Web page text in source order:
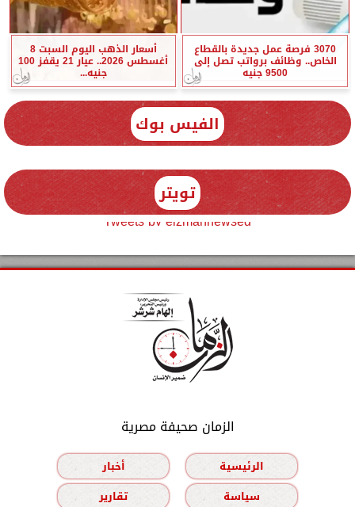
3070 فرصة عمل جديدة بالقطاع
الخاص.. وظائف برواتب تصل إلى
9500 جنيه
أسعار الذهب اليوم السبت 8
أغسطس 2026.. عيار 21 يقفز 100
جنيه...
الفيس بوك
تويتر
Tweets by elzmannewseg
الزمان صحيفة مصرية
الرئيسية
أخبار
سياسة
تقارير